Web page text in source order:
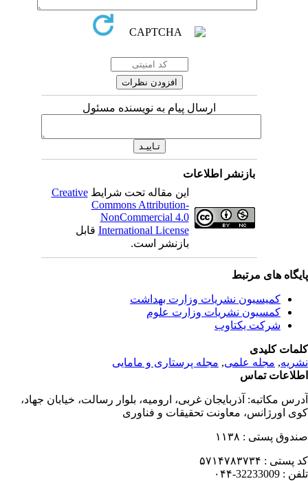
ارسال پیام به نویسنده مسئول
بازنشر اطلاعات
این مقاله تحت شرایطCreative
Commons Attribution-
NonCommercial 4.0
International Licenseقابل
بازنشر است.
های مرتبط
کمیسیون نشریات وزارت بهداشت
کمسیون نشریات وزارت علوم
شرکت یکتاوب
کلیدی
,مجله علمی, مجله پرستاری و مامایی
تماس
مکاتبه:آذربایجان غربی، ارومیه، بلوار رسالت، خیابان جهاد،
اورژانس، معاونت تحقیقات و فناوری
پستی : ۱۱۳۸
پستی : ۵۷۱۴۷۸۳۷۳۴
: 32233009-۰۴۴